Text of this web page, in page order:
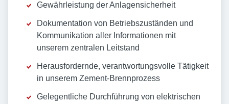
Gewährleistung der Anlagensicherheit
Dokumentation von Betriebszuständen und
Kommunikation aller Informationen mit
unserem zentralen Leitstand
Herausfordernde, verantwortungsvolle Tätigkeit
in unserem Zement-Brennprozess
Gelegentliche Durchführung von elektrischen